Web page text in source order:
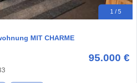
1 / 5
MIT CHARME
95.000 €